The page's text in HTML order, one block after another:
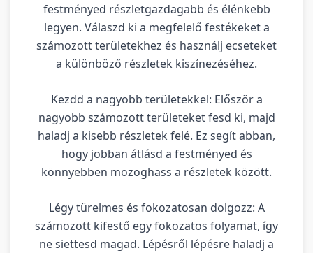
festményed részletgazdagabb és élénkebb
legyen. Válaszd ki a megfelelő festékeket a
számozott területekhez és használj ecseteket
a különböző részletek kiszínezéséhez.
Kezdd a nagyobb területekkel: Először a
nagyobb számozott területeket fesd ki, majd
haladj a kisebb részletek felé. Ez segít abban,
hogy jobban átlásd a festményed és
könnyebben mozoghass a részletek között.
Légy türelmes és fokozatosan dolgozz: A
számozott kifestő egy fokozatos folyamat, így
ne siettesd magad. Lépésről lépésre haladj a